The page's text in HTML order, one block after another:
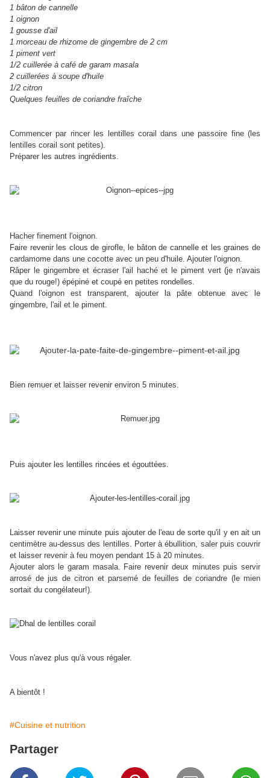
1 bâton de cannelle
1 oignon
1 gousse d'ail
1 morceau de rhizome de gingembre de 2 cm
1 piment vert
1/2 cuillerée à café de garam masala
2 cuillerées à soupe d'huile
1/2 citron
Quelques feuilles de coriandre fraîche
Commencer par rincer les lentilles corail dans une passoire fine (les
lentilles corail sont petites).
Préparer les autres ingrédients.
Hacher finement l'oignon.
Faire revenir les clous de girofle, le bâton de cannelle et les graines de
cardamome dans une cocotte avec un peu d'huile. Ajouter l'oignon.
Râper le gingembre et écraser l'ail haché et le piment vert (je n'avais
que du rouge!) épépiné et coupé en petites rondelles.
Quand l'oignon est transparent, ajouter la pâte obtenue avec le
gingembre, l'ail et le piment.
Bien remuer et laisser revenir environ 5 minutes.
Puis ajouter les lentilles rincées et égouttées.
Laisser revenir une minute puis ajouter de l'eau de sorte qu'il y en ait un
centimètre au-dessus des lentilles. Porter à ébullition, saler puis couvrir
et laisser revenir à feu moyen pendant 15 à 20 minutes.
Ajouter alors le garam masala. Faire revenir deux minutes puis servir
arrosé de jus de citron et parsemé de feuilles de coriandre (le mien
sortait du congélateur!).
Vous n'avez plus qu'à vous régaler.
A bientôt !
#Cuisine et nutrition
Partager